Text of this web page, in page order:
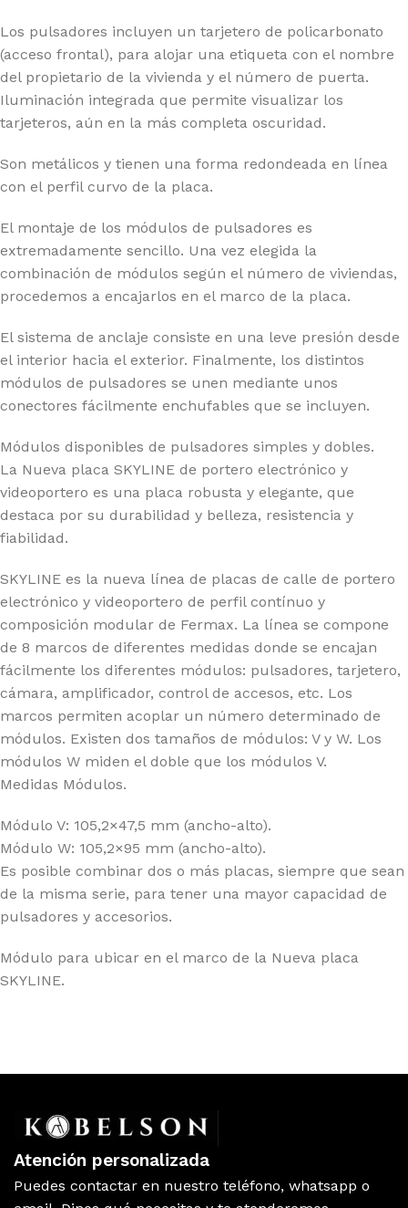
Los pulsadores incluyen un tarjetero de policarbonato
(acceso frontal), para alojar una etiqueta con el nombre
del propietario de la vivienda y el número de puerta.
Iluminación integrada que permite visualizar los
tarjeteros, aún en la más completa oscuridad.
Son metálicos y tienen una forma redondeada en línea
con el perfil curvo de la placa.
El montaje de los módulos de pulsadores es
extremadamente sencillo. Una vez elegida la
combinación de módulos según el número de viviendas,
procedemos a encajarlos en el marco de la placa.
El sistema de anclaje consiste en una leve presión desde
el interior hacia el exterior. Finalmente, los distintos
módulos de pulsadores se unen mediante unos
conectores fácilmente enchufables que se incluyen.
Módulos disponibles de pulsadores simples y dobles.
La Nueva placa SKYLINE de portero electrónico y
videoportero es una placa robusta y elegante, que
destaca por su durabilidad y belleza, resistencia y
fiabilidad.
SKYLINE es la nueva línea de placas de calle de portero
electrónico y videoportero de perfil contínuo y
composición modular de Fermax. La línea se compone
de 8 marcos de diferentes medidas donde se encajan
fácilmente los diferentes módulos: pulsadores, tarjetero,
cámara, amplificador, control de accesos, etc. Los
marcos permiten acoplar un número determinado de
módulos. Existen dos tamaños de módulos: V y W. Los
módulos W miden el doble que los módulos V.
Medidas Módulos.
Módulo V: 105,2×47,5 mm (ancho-alto).
Módulo W: 105,2×95 mm (ancho-alto).
Es posible combinar dos o más placas, siempre que sean
de la misma serie, para tener una mayor capacidad de
pulsadores y accesorios.
Módulo para ubicar en el marco de la Nueva placa
SKYLINE.
Atención personalizada
Puedes contactar en nuestro teléfono, whatsapp o